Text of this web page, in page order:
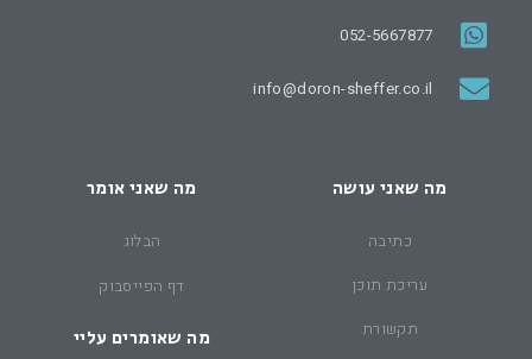
052-5667877
info@doron-sheffer.co.il
מה שאני עושה
כתיבה
עריכת תוכן
תקשורת
מה שאני אומר
הבלוג
דף הפייסבוק
מה שאומרים עליי